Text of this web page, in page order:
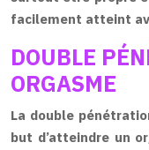
facilement atteint
DOUBLE
ORGASME
La double
but d’atteindre un